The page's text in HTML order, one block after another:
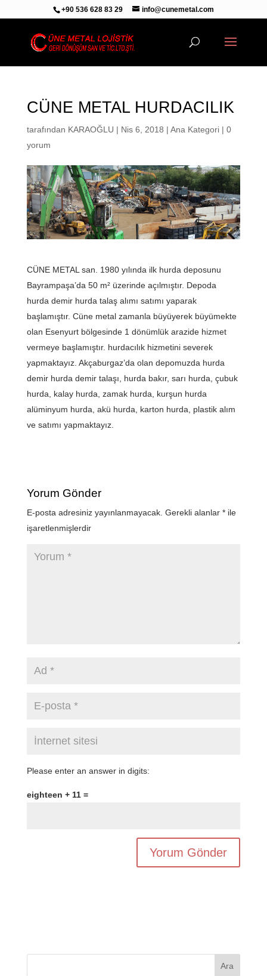
+90 536 628 83 29 info@cunemetal.com
CÜNE METAL HURDACILIK
tarafından KARAOĞLU | Nis 6, 2018 | Ana Kategori| 0
yorum
CÜNE METAL san. 1980 yılında ilk hurda deposunu
Bayrampaşa’da 50 m² üzerinde açılmıştır. Depoda
hurda demir hurda talaş alımı satımı yaparak
başlamıştır. Cüne metal zamanla büyüyerek büyümekte
olan Esenyurt bölgesinde 1 dönümlük arazide hizmet
vermeye başlamıştır. hurdacılık hizmetini severek
yapmaktayız. Akçaburgaz’da olan depomuzda hurda
demir hurda demir talaşı, hurda bakır, sarı hurda, çubuk
hurda, kalay hurda, zamak hurda, kurşun hurda
alüminyum hurda, akü hurda, karton hurda, plastik alım
ve satımı yapmaktayız.
Yorum Gönder
E-posta adresiniz yayınlanmayacak. Gerekli alanlar *ile
işaretlenmişlerdir
Please enter an answer in digits:
eighteen + 11 =